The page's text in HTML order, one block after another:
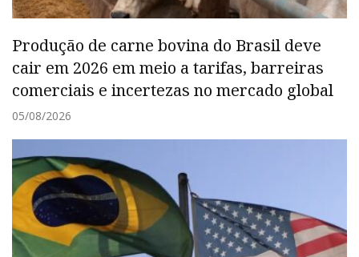
Produção de carne bovina do Brasil deve
cair em 2026 em meio a tarifas, barreiras
comerciais e incertezas no mercado global
05/08/2026